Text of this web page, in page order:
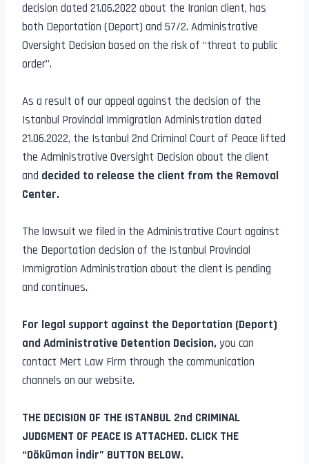
decision dated 21.06.2022 about the Iranian client, has
both Deportation (Deport) and 57/2. Administrative
Oversight Decision based on the risk of “threat to public
order”.
As a result of our appeal against the decision of the
Istanbul Provincial Immigration Administration dated
21.06.2022, the Istanbul 2nd Criminal Court of Peace lifted
the Administrative Oversight Decision about the client
and decided to release the client from the Removal
Center.
The lawsuit we filed in the Administrative Court against
the Deportation decision of the Istanbul Provincial
Immigration Administration about the client is pending
and continues.
For legal support against the Deportation (Deport)
and Administrative Detention Decision,you can
contact Mert Law Firm through the communication
channels on our website.
THE DECISION OF THE ISTANBUL 2nd CRIMINAL
JUDGMENT OF PEACE IS ATTACHED. CLICK THE
“Döküman İndir” BUTTON BELOW.